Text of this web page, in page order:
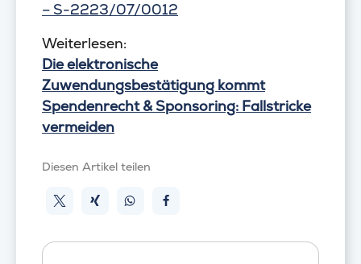
– S-2223/07/0012
Weiterlesen:
Die elektronische
Zuwendungsbestätigung kommt
Spendenrecht & Sponsoring: Fallstricke
vermeiden
Diesen Artikel teilen